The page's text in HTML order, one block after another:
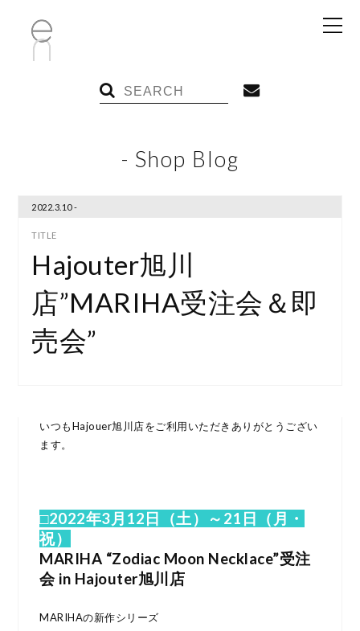
- Shop Blog
2022.3.10 -
Hajouter旭川
店”MARIHA受注会＆即
売会”
いつもHajouer旭川店をご利用いただきありがとうござい
ます。
□2022年3月12日（土）～21日（月・
祝）
MARIHA “Zodiac Moon Necklace”受注
会 in Hajouter旭川店
MARIHAの新作シリーズ